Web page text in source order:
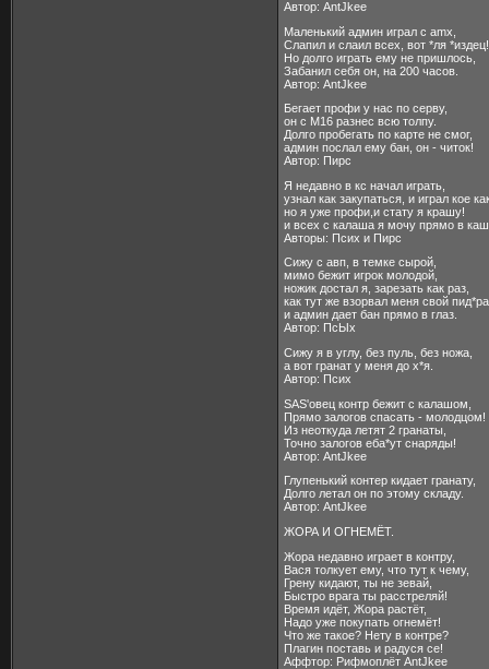
Автор: AntJkee
Маленький админ играл с amx,
Слапил и слаил всех, вот *ля *издец!
Но долго играть ему не пришлось,
Забанил себя он, на 200 часов.
Автор: AntJkee
Бегает профи у нас по серву,
он с М16 разнес всю толпу.
Долго пробегать по карте не смог,
админ послал ему бан, он - читок!
Автор: Пирс
Я недавно в кс начал играть,
узнал как закупаться, и играл кое
но я уже профи,и стату я крашу!
и всех с калаша я мочу прямо в
Авторы: Псих и Пирс
Сижу с авп, в темке сырой,
мимо бежит игрок молодой,
ножик достал я, зарезать как раз,
как тут же взорвал меня свой
и админ дает бан прямо в глаз.
Автор: ПсЫх
Сижу я в углу, без пуль, без ножа,
а вот гранат у меня до х*я.
Автор: Псих
SAS'овец контр бежит с калашом,
Прямо залогов спасать - молодцом!
Из неоткуда летят 2 гранаты,
Точно залогов еба*ут снаряды!
Автор: AntJkee
Глупенький контер кидает гранату,
Долго летал он по этому складу.
Автор: AntJkee
ЖОРА И ОГНЕМЁТ.
Жора недавно играет в контру,
Вася толкует ему, что тут к чему,
Грену кидают, ты не зевай,
Быстро врага ты расстреляй!
Время идёт, Жора растёт,
Надо уже покупать огнемёт!
Что же такое? Нету в контре?
Плагин поставь и радуся се!
Аффтор: Рифмоплёт AntJkee